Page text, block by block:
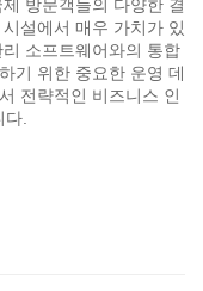
방문객들의 다양한 결
설에서 매우 가치가 있
소프트웨어와의 통합
기 위한 중요한 운영 데
전략적인 비즈니스 인
.